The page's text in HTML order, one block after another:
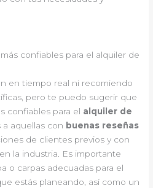
confiables para el alquiler de
en tiempo real ni recomiendo
pero te puedo sugerir que
confiables para el alquiler de
a aquellas con buenas reseñas
de clientes previos y con
en la industria. Es importante
o carpas adecuadas para el
estás planeando, así como un